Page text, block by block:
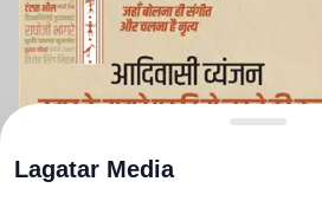
Lagatar Media